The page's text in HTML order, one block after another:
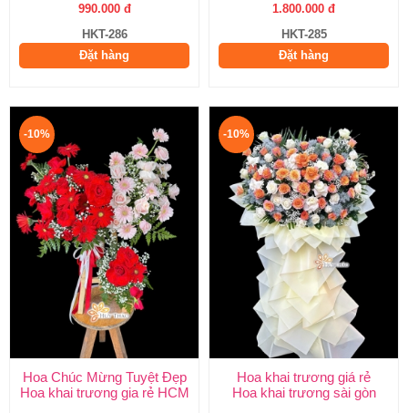
990.000 đ
HKT-286
Đặt hàng
1.800.000 đ
HKT-285
Đặt hàng
-10%
Hoa Chúc Mừng Tuyệt Đẹp
Hoa khai trương gia rẻ HCM
-10%
Hoa khai trương giá rẻ
Hoa khai trương sài gòn